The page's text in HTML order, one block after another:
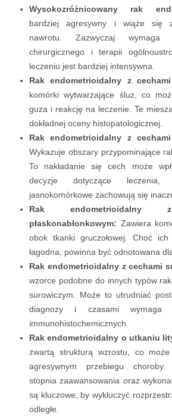
Wysokozróżnicowany rak
bardziej agresywny i wiąże się
nawrotu. Zazwyczaj wymaga
chirurgicznego i terapii
leczeniu jest bardziej intensywna.
Rak endometrioidalny z
komórki wytwarzające śluz, co
guza i reakcję na leczenie. Te
dokładnej oceny histopatologicznej.
Rak endometrioidalny z
Wykazuje obszary przypominające
To nakładanie się cech może
decyzje dotyczące leczenia,
jasnokomórkowe zachowują się
Rak endometrioidalny z
płaskonabłonkowym: Zawiera
obok tkanki gruczołowej. Choć
łagodna, powinna być odnotowana
Rak endometrioidalny z cechami
wzorce podobne do innych typów
surowiczym. Może to utrudniać
diagnozy i czasami wymaga
immunohistochemicznych.
Rak endometrioidalny o utkaniu
zwartą strukturą wzrostu, co
agresywnym przebiegu choroby.
stopnia zaawansowania oraz
są kluczowe, by wykluczyć
odległe.